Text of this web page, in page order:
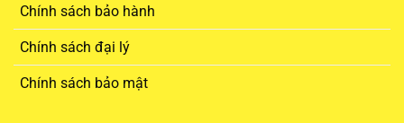
Chính sách bảo hành
Chính sách đại lý
Chính sách bảo mật